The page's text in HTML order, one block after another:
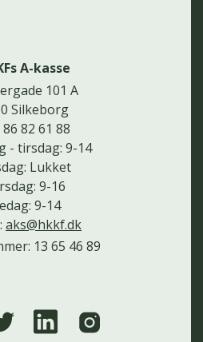
A-kasse
101 A
Silkeborg
82 61 88
- tirsdag: 9-14
Lukket
9-16
9-14
aks@hkkf.dk
13 65 46 89